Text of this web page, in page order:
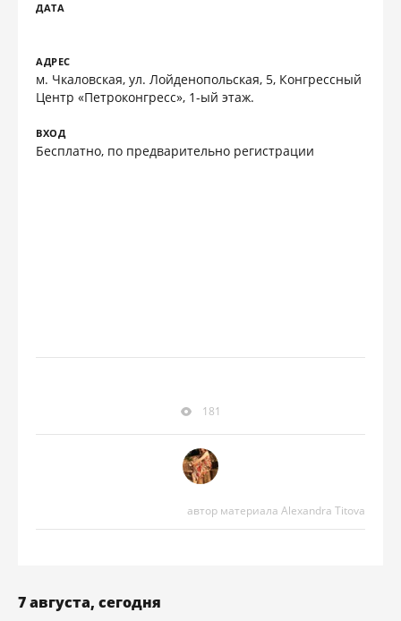
ДАТА
АДРЕС
м. Чкаловская, ул. Лойденопольская, 5, Конгрессный
Центр «Петроконгресс», 1-ый этаж.
ВХОД
Бесплатно, по предварительно регистрации
181
автор материала Alexandra Titova
7 августа, сегодня